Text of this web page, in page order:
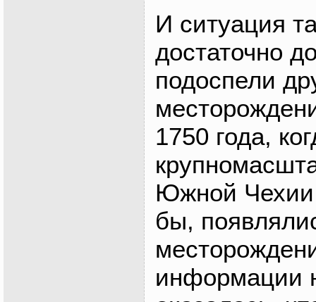
И ситуация
достаточно
подоспели
1750 года,
Южной Чехии
бы,
информации